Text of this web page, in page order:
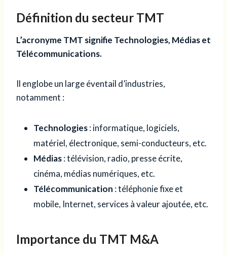
Définition du secteur TMT
L’acronyme TMT signifie Technologies, Médias et
Télécommunications.
Il englobe un large éventail d’industries,
notamment :
Technologies: informatique, logiciels,
matériel, électronique, semi-conducteurs, etc.
Médias: télévision, radio, presse écrite,
cinéma, médias numériques, etc.
Télécommunication : téléphonie fixe et
mobile, Internet, services à valeur ajoutée, etc.
Importance du TMT M&A